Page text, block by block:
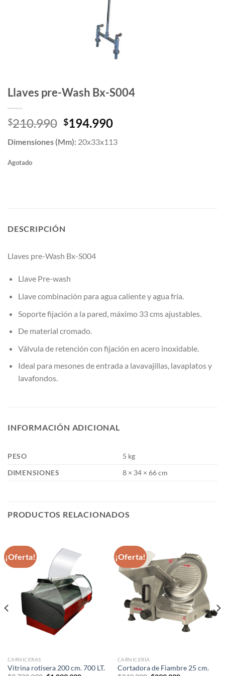
Llaves pre-Wash Bx-S004
$210.990 El
precio
original
$194.990El
actual
Dimensiones (Mm): 20x33x113
Agotado
DESCRIPCIÓN
Llaves pre-Wash Bx-S004
Llave Pre-wash
Llave combinación para agua caliente y agua fría.
Soporte fijación a la pared, máximo 33 cms ajustables.
De material cromado.
Válvula de retención con fijación en acero inoxidable.
Ideal para mesones de entrada a lavavajillas, lavaplatos y
lavafondos.
INFORMACIÓN ADICIONAL
PESO
5 kg
DIMENSIONES
8 × 34 × 66 cm
PRODUCTOS RELACIONADOS
¡Oferta!
CARNICERAS
Vitrina rotisera 200 cm. 700 LT.
¡Oferta!
CARNICERÍA
Cortadora de Fiambre 25 cm.